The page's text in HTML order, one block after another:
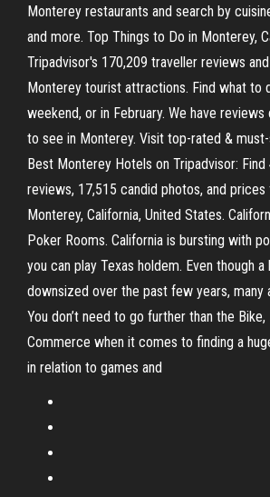
Monterey restaurants and search by
and more. Top Things to Do in Monterey,
Tripadvisor's 170,209 traveller reviews
Monterey tourist attractions. Find what to
weekend, or in February. We have
to see in Monterey. Visit top-rated &
Best Monterey Hotels on Tripadvisor:
reviews, 17,515 candid photos, and prices
Monterey, California, United States.
Poker Rooms. California is bursting with
you can play Texas holdem. Even though
downsized over the past few years, many
You don’t need to go further than the Bike,
Commerce when it comes to finding a
in relation to games and